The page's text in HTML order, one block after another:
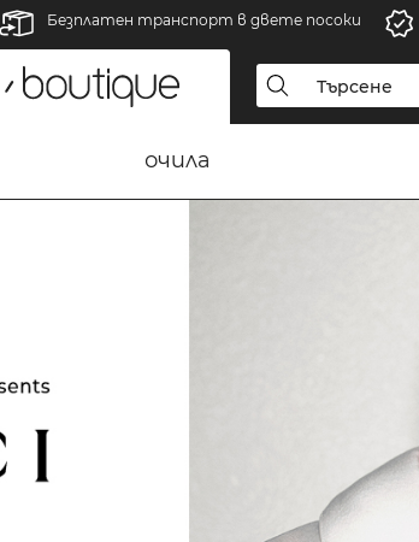
Безплатен транспорт в двете посоки
очила